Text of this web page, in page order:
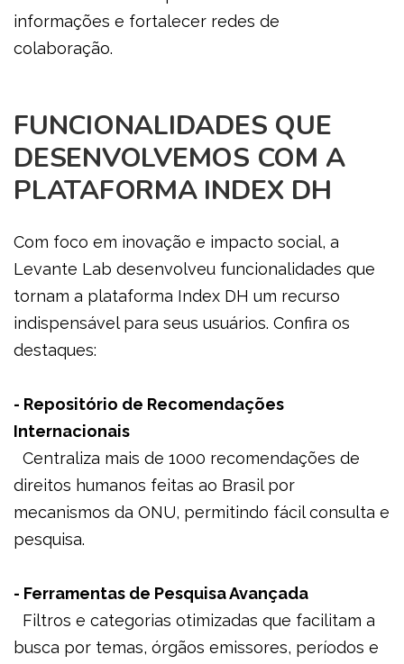
informações e fortalecer redes de
colaboração.
FUNCIONALIDADES QUE
DESENVOLVEMOS COM A
PLATAFORMA INDEX DH
Com foco em inovação e impacto social, a
Levante Lab desenvolveu funcionalidades que
tornam a plataforma Index DH um recurso
indispensável para seus usuários. Confira os
destaques:
- Repositório de Recomendações
Internacionais
Centraliza mais de 1000 recomendações de
direitos humanos feitas ao Brasil por
mecanismos da ONU, permitindo fácil consulta e
pesquisa.
- Ferramentas de Pesquisa Avançada
Filtros e categorias otimizadas que facilitam a
busca por temas, órgãos emissores, períodos e